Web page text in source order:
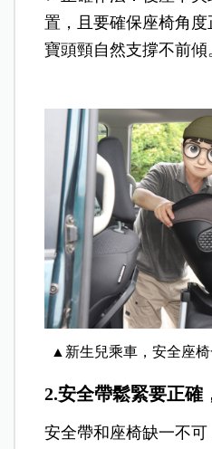
置，且要確保座椅角
寶頭頸自然支撐不前傾
▲新生兒乘車，安全座椅
2.安全帶鬆緊要正確
安全帶和座椅缺一不